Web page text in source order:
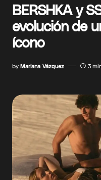
BERSHKA y
evolución de
ícono
by Mariana Vázquez 3